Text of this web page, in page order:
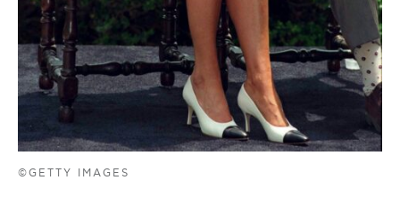
©GETTY IMAGES